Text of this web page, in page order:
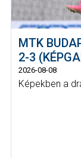
MTK
2-3
2026-08-08
Képekben a